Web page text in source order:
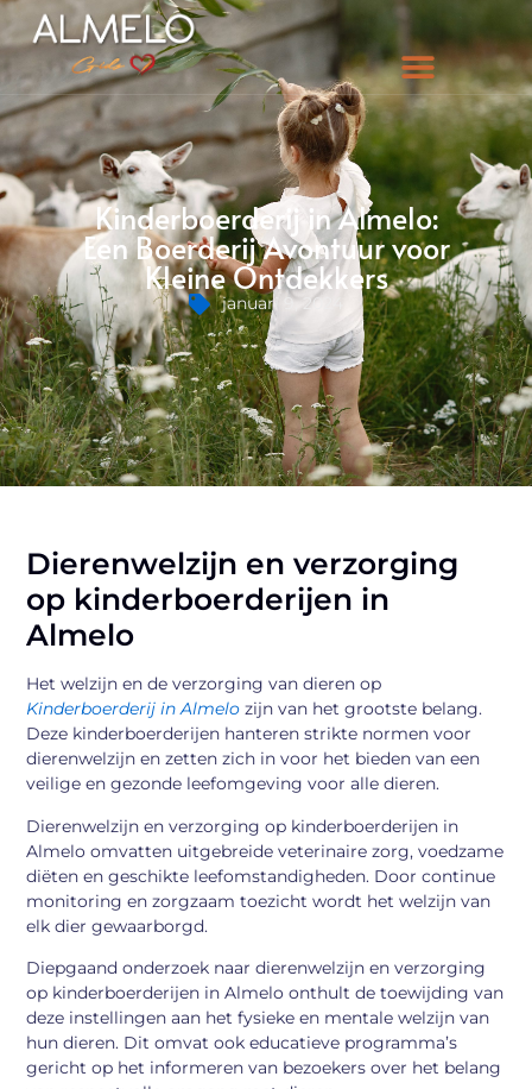
Kinderboerderij in Almelo:
Een Boerderij Avontuur voor
Kleine Ontdekkers
januari 9, 2024
Dierenwelzijn en verzorging
op kinderboerderijen in
Almelo
Het welzijn en de verzorging van dieren op
Kinderboerderij in Almelo zijn van het grootste belang.
Deze kinderboerderijen hanteren strikte normen voor
dierenwelzijn en zetten zich in voor het bieden van een
veilige en gezonde leefomgeving voor alle dieren.
Dierenwelzijn en verzorging op kinderboerderijen in
Almelo omvatten uitgebreide veterinaire zorg, voedzame
diëten en geschikte leefomstandigheden. Door continue
monitoring en zorgzaam toezicht wordt het welzijn van
elk dier gewaarborgd.
Diepgaand onderzoek naar dierenwelzijn en verzorging
op kinderboerderijen in Almelo onthult de toewijding van
deze instellingen aan het fysieke en mentale welzijn van
hun dieren. Dit omvat ook educatieve programma’s
gericht op het informeren van bezoekers over het belang